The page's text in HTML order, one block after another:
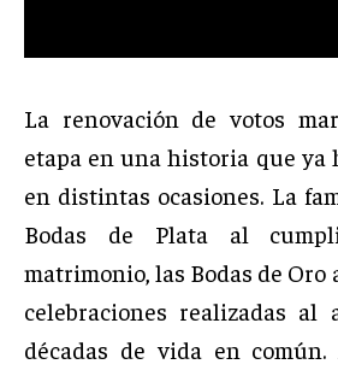
La renovación de votos
etapa en una historia que ya
en distintas ocasiones. La
Bodas de Plata al
matrimonio, las Bodas de Oro
celebraciones realizadas al
décadas de vida en